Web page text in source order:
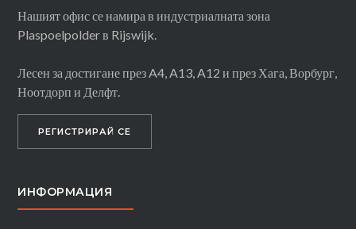
Нашият офис се намира в индустриалната зона
Plaspoelpolder в Rijswijk.
Лесен за достигане през A4, A13, A12 и през Хага, Ворбург,
Ноотдорп и Делфт.
РЕГИСТРИРАЙ СЕ
ИНФОРМАЦИЯ